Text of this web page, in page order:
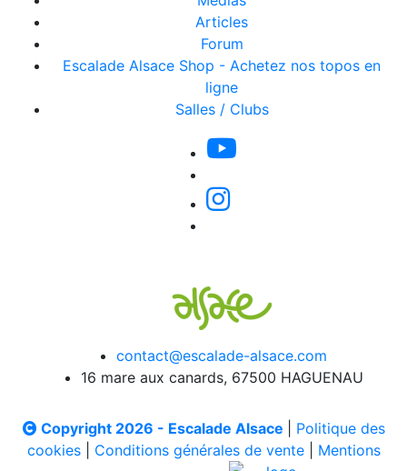
Articles
Forum
Escalade Alsace Shop - Achetez nos topos en
ligne
Salles / Clubs
contact@escalade-alsace.com
16 mare aux canards, 67500 HAGUENAU
Copyright 2026 - Escalade Alsace
Politique des
cookies| Conditions générales de vente| Mentions